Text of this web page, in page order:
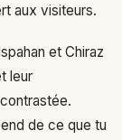
aux visiteurs.
et Chiraz
leur
de ce que tu